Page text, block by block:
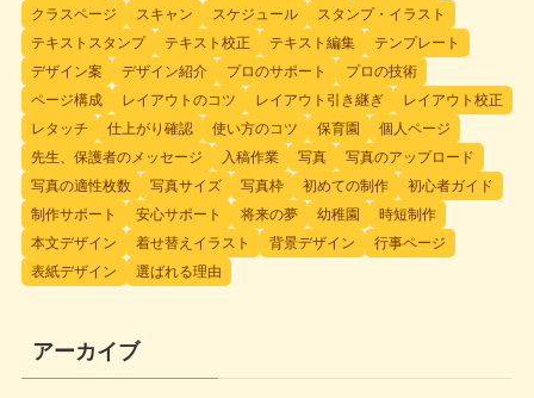
クラスページ
スキャン スケジュール
スタンプ・イラスト
テキストスタンプ
テキスト校正 テキスト編集
テンプレート
デザイン案
デザイン紹介 プロのサポート
プロの技術
ページ構成
レイアウトのコツ レイアウト引き継ぎ
レイアウト校正
レタッチ
仕上がり確認 使い方のコツ 保育園
個人ページ
先生、保護者のメッセージ
入稿作業 写真
写真のアップロード
写真の適性枚数
写真サイズ 写真枠 初めての制作
初心者ガイド
制作サポート
安心サポート 将来の夢 幼稚園
時短制作
本文デザイン
着せ替えイラスト 背景デザイン
行事ページ
表紙デザイン
選ばれる理由
アーカイブ